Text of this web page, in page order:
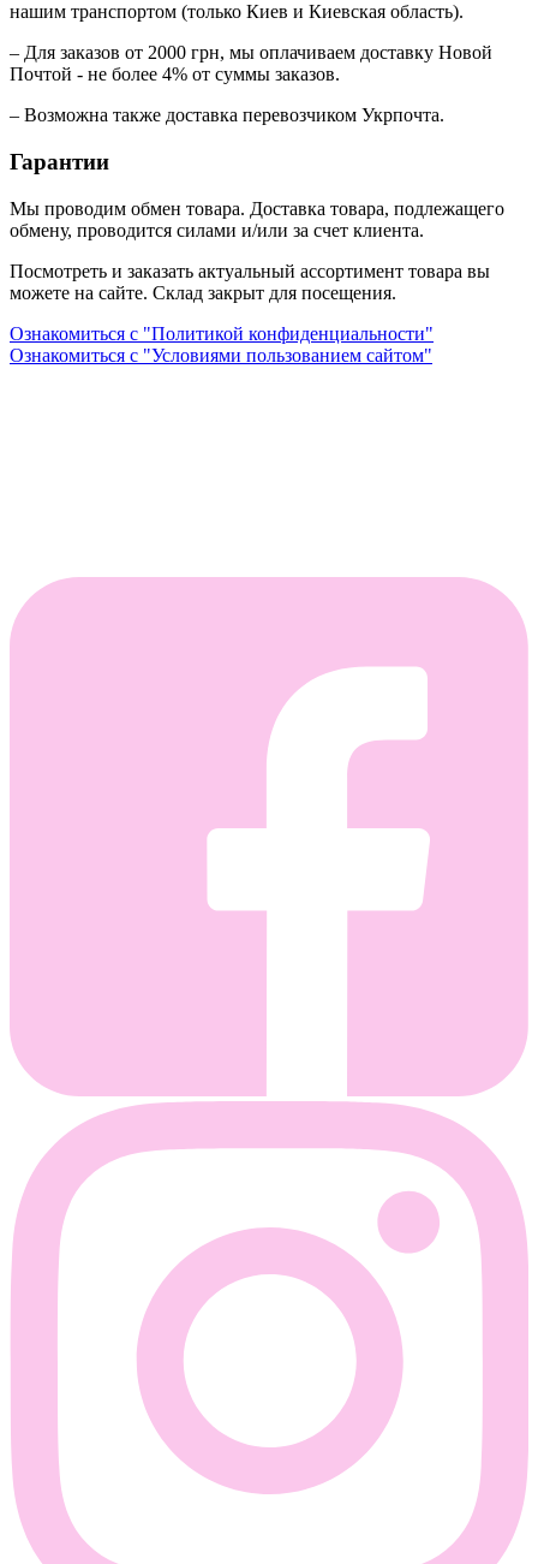
нашим транспортом (только Киев и Киевская область).
– Для заказов от 2000 грн, мы оплачиваем доставку Новой
Почтой - не более 4% от суммы заказов.
– Возможна также доставка перевозчиком Укрпочта.
Гарантии
Мы проводим обмен товара. Доставка товара, подлежащего
обмену, проводится силами и/или за счет клиента.
Посмотреть и заказать актуальный ассортимент товара вы
можете на сайте. Склад закрыт для посещения.
Ознакомиться с "Политикой конфиденциальности"
Ознакомиться с "Условиями пользованием сайтом"